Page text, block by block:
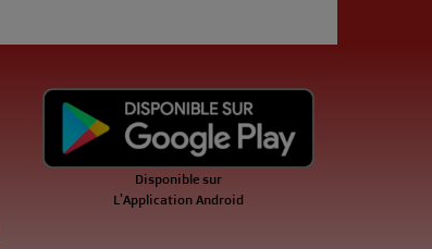
Disponible sur
L'Application Android